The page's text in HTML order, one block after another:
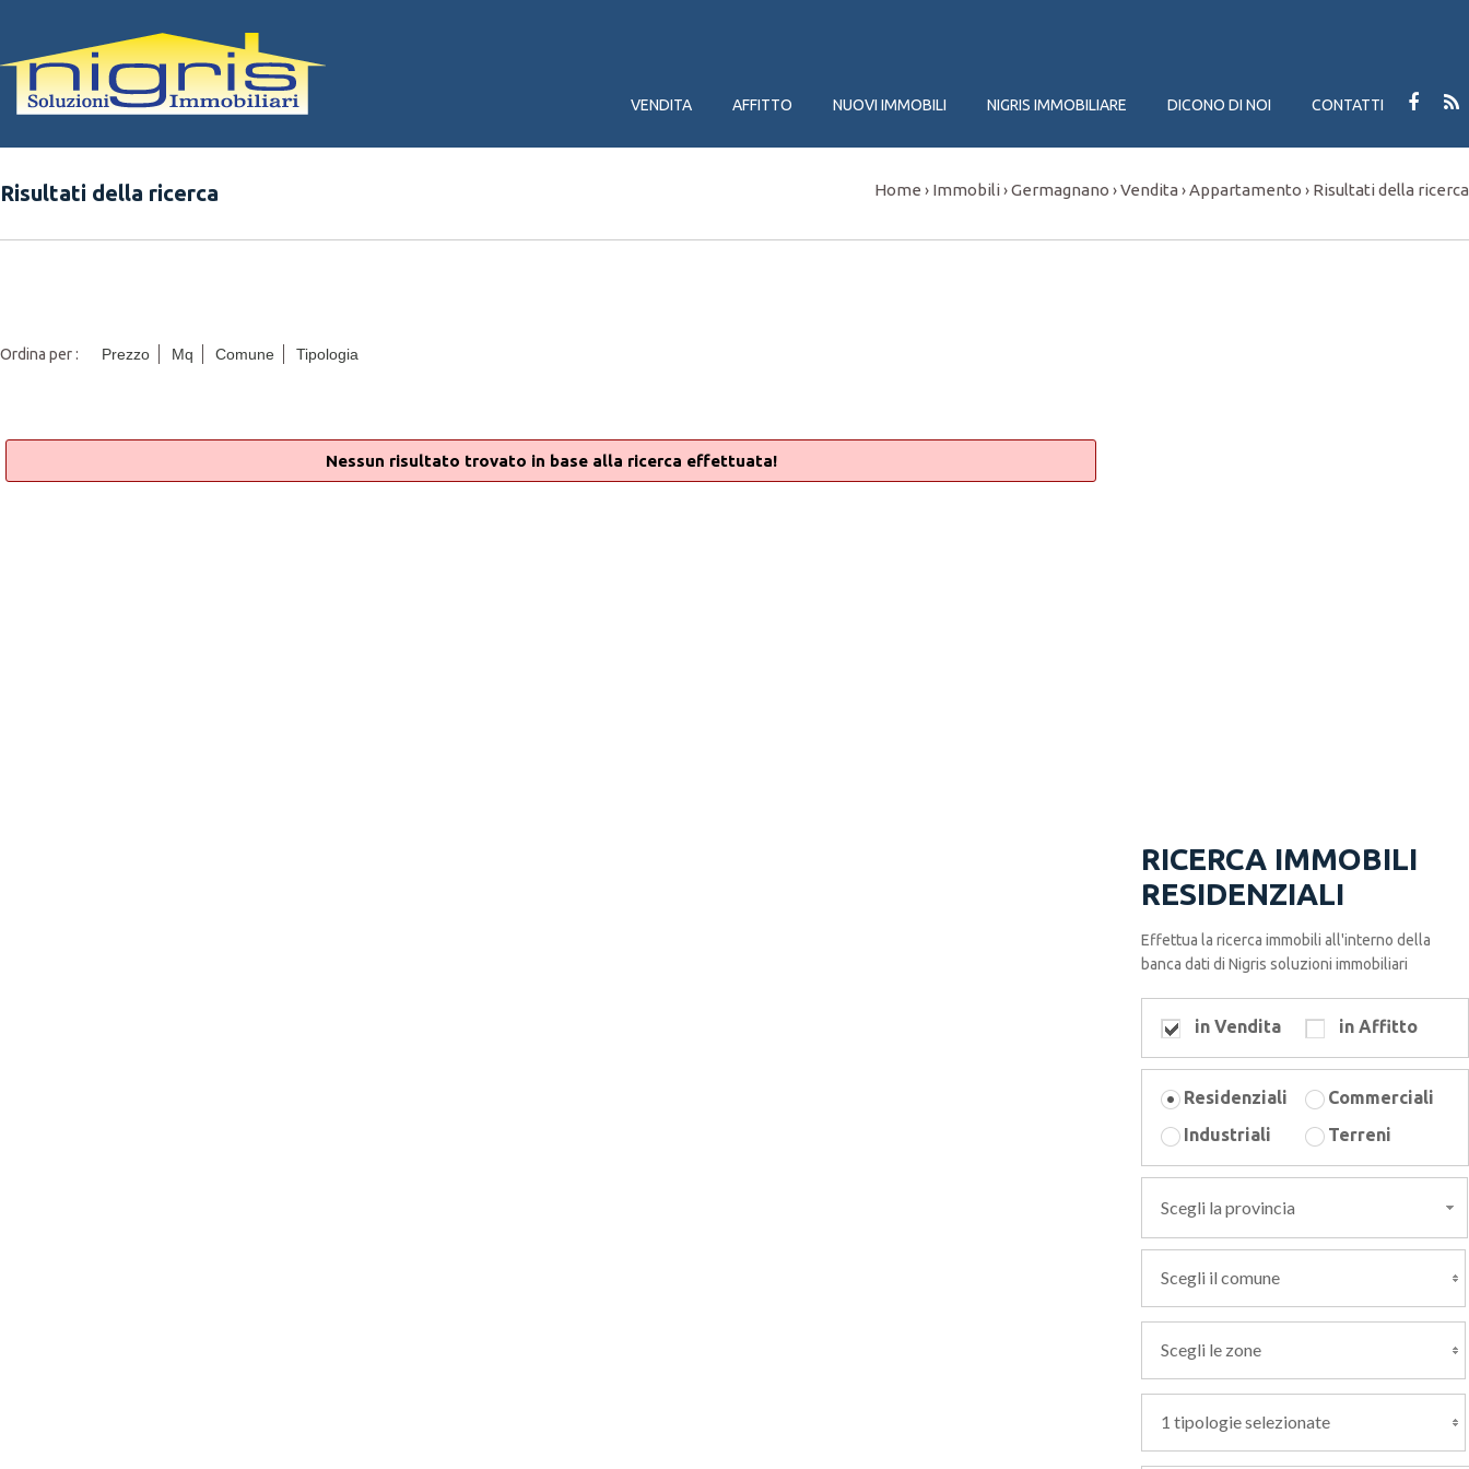
VENDITA AFFITTO NUOVI IMMOBILI NIGRIS IMMOBILIARE DICONO DI NOI CONTATTI
Home › Immobili›Germagnano ›Vendita ›Appartamento › Risultati della ricerca
Risultati della ricerca
Ordina per : Prezzo Mq Comune Tipologia
Nessun risultato trovato in base alla ricerca effettuata!
RICERCA IMMOBILI
RESIDENZIALI
Effettua la ricerca immobili all'interno della
banca dati di Nigris soluzioni immobiliari
in Vendita in Affitto
Residenziali
Commerciali
Industriali
Terreni
Scegli la provincia
Scegli il comune
Scegli le zone
1 tipologie selezionate